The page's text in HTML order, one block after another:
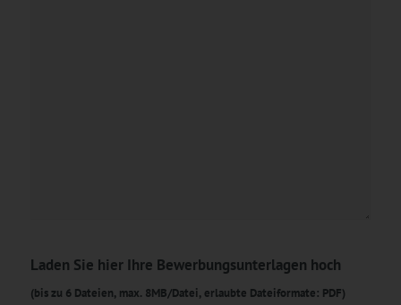
Laden Sie hier Ihre Bewerbungsunterlagen hoch
(bis zu 6 Dateien, max. 8MB/Datei, erlaubte Dateiformate: PDF)